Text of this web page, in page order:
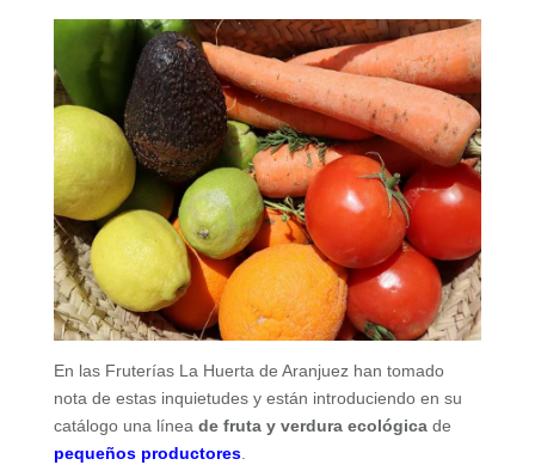
En las Fruterías La Huerta de Aranjuez han tomado
nota de estas inquietudes y están introduciendo en su
catálogo una línea de fruta y verdura ecológica de
pequeños productores.